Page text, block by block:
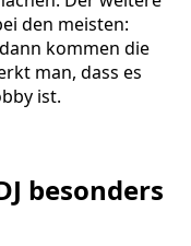
den meisten:
kommen die
man, dass es
ist.
besonders